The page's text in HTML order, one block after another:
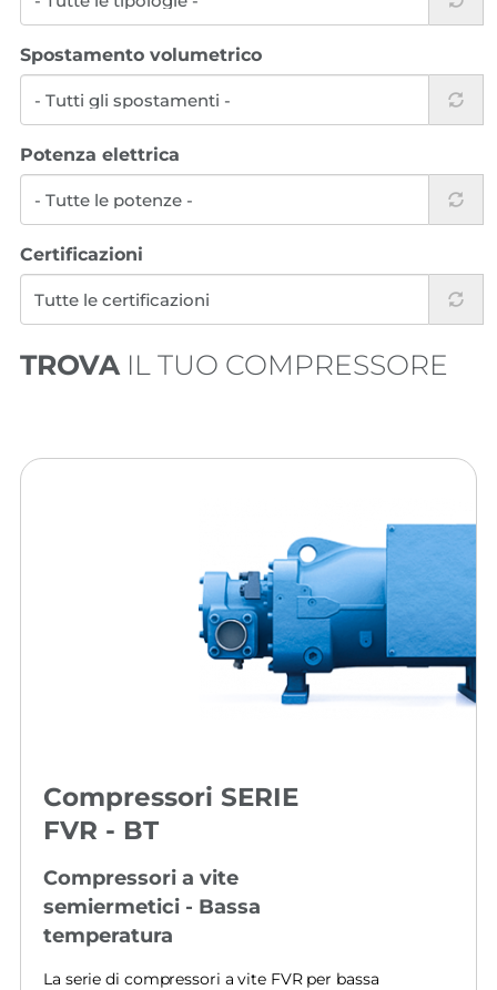
Spostamento volumetrico
Potenza elettrica
Certificazioni
TROVAIL TUO COMPRESSORE
Compressori SERIE
FVR - BT
Compressori a vite
semiermetici - Bassa
temperatura
La serie di compressori a vite FVR per bassa